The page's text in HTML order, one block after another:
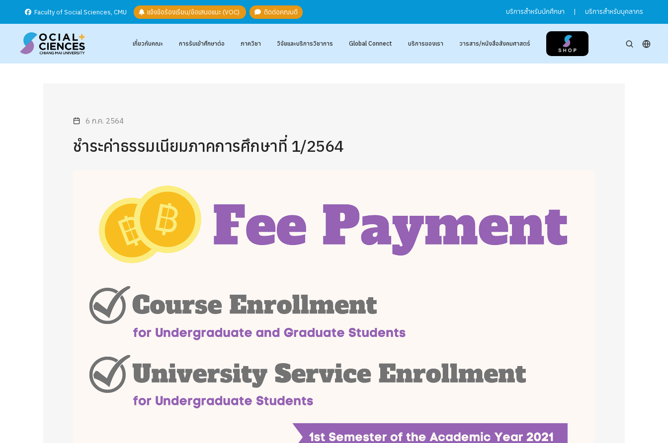
Faculty of Social Sciences, CMU แจ้งข้อร้องเรียน/ข้อเสนอแนะ (VOC) ติดต่อคณบดี บริการสำหรับนักศึกษา | บริการสำหรับบุคลากร
เกี่ยวกับคณะ การรับเข้าศึกษาต่อ ภาควิชา วิจัยและบริการวิชาการ Global Connect บริการของเรา วารสาร/หนังสือสังคมศาสตร์
6 ก.ค. 2564
ชำระค่าธรรมเนียมภาคการศึกษาที่ 1/2564